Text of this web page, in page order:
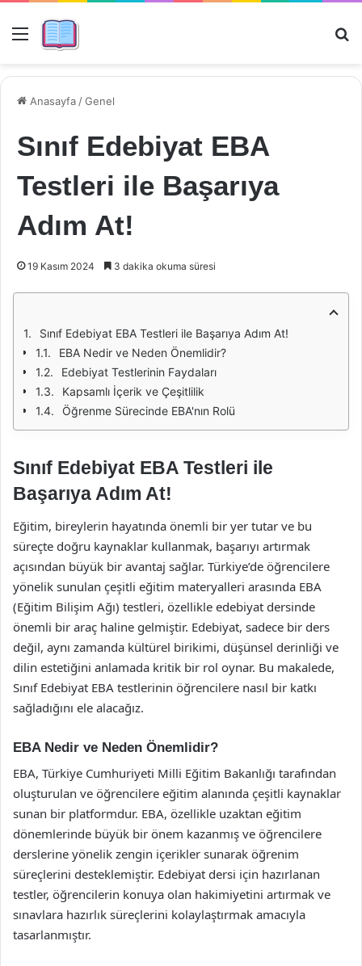
Menü
Anasayfa /Genel
Sınıf Edebiyat EBA
Testleri ile Başarıya
Adım At!
19 Kasım 2024 3 dakika okuma süresi
Sınıf Edebiyat EBA Testleri ile Başarıya Adım At!
EBA Nedir ve Neden Önemlidir?
Edebiyat Testlerinin Faydaları
Kapsamlı İçerik ve Çeşitlilik
Öğrenme Sürecinde EBA'nın Rolü
Sınıf Edebiyat EBA Testleri ile
Başarıya Adım At!
Eğitim, bireylerin hayatında önemli bir yer tutar ve bu
süreçte doğru kaynaklar kullanmak, başarıyı artırmak
açısından büyük bir avantaj sağlar. Türkiye’de öğrencilere
yönelik sunulan çeşitli eğitim materyalleri arasında EBA
(Eğitim Bilişim Ağı) testleri, özellikle edebiyat dersinde
önemli bir araç haline gelmiştir. Edebiyat, sadece bir ders
değil, aynı zamanda kültürel birikimi, düşünsel derinliği ve
dilin estetiğini anlamada kritik bir rol oynar. Bu makalede,
Sınıf Edebiyat EBA testlerinin öğrencilere nasıl bir katkı
sağladığını ele alacağız.
EBA Nedir ve Neden Önemlidir?
EBA, Türkiye Cumhuriyeti Milli Eğitim Bakanlığı tarafından
oluşturulan ve öğrencilere eğitim alanında çeşitli kaynaklar
sunan bir platformdur. EBA, özellikle uzaktan eğitim
dönemlerinde büyük bir önem kazanmış ve öğrencilere
derslerine yönelik zengin içerikler sunarak öğrenim
süreçlerini desteklemiştir. Edebiyat dersi için hazırlanan
testler, öğrencilerin konuya olan hakimiyetini artırmak ve
sınavlara hazırlık süreçlerini kolaylaştırmak amacıyla
tasarlanmıştır.